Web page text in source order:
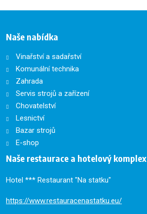
Naše nabídka
Vinařství a sadařství
Komunální technika
Zahrada
Servis strojů a zařízení
Chovatelství
Lesnictví
Bazar strojů
E-shop
Naše restaurace a hotelový komplex
Hotel *** Restaurant "Na statku"
https://www.restauracenastatku.eu/